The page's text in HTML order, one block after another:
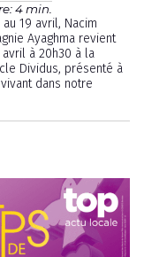
4 min.
19 avril, Nacim
Ayaghma revient
à 20h30 à la
Dividus, présenté à
dans notre